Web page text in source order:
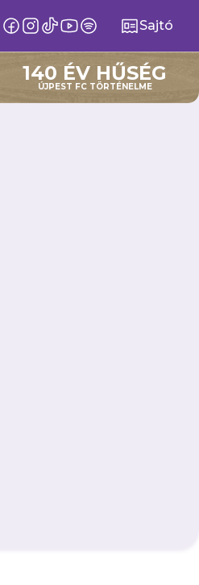
Sajtó
140 ÉV HŰSÉG
ÚJPEST FC TÖRTÉNELME